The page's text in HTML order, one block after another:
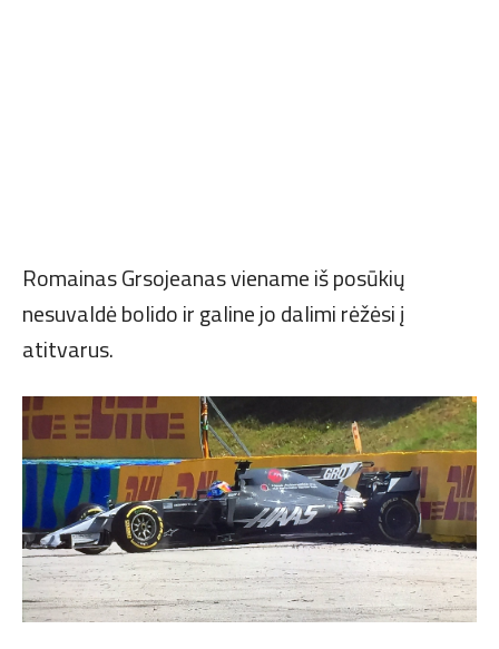
Romainas Grsojeanas viename iš posūkių
nesuvaldė bolido ir galine jo dalimi rėžėsi į
atitvarus.